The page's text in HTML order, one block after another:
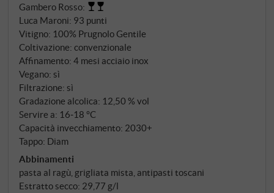
clone locale di Sangiovese che si è adattato al clima e
al suolo dei Colli Senesi nel corso dei secoli. La
fermentazione avviene a temperatura controllata
con rimontaggi giornalieri, seguita da una
maturazione in cantina per almeno quattro mesi.
Gambero Rosso:
Luca Maroni: 93 punti
Vitigno: 100% Prugnolo Gentile
Coltivazione: convenzionale
Affinamento: 4 mesi acciaio inox
Vegano: sì
Filtrazione: sì
Gradazione alcolica: 12,50 % vol
Servire a: 16‑18 °C
Capacità invecchiamento: 2030+
Tappo: Diam
Abbinamenti
pasta al ragù, grigliata mista, antipasti toscani
Estratto secco: 29,77 g/l